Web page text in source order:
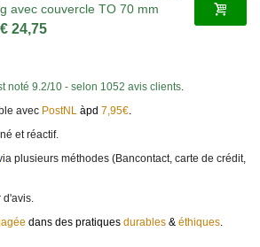
g avec couvercle TO 70 mm
€ 24,75
noté 9.2/10 - selon 1052 avis clients.
avec PostNL àpd 7,95€.
et réactif.
plusieurs méthodes (Bancontact, carte de crédit,
d'avis.
dans des pratiques durables & éthiques.